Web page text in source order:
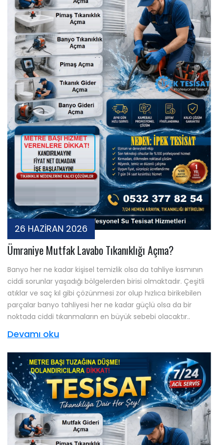
26 HAZİRAN 2026
Ümraniye Mutfak Lavabo Tıkanıklığı Açma?
Banyo her ne kadar kişisel temizlik olsa da tahliye kısmının
ciddi sorunlar yaşadığı bölgelerden birisi olmaktadır. Çeşitli
atıklar ve saç kıl gibi çözünmesi zor olup hızlıca birikebilen
parçalar banyo tahliyesi her ne kadar güçlü olsa da bir
noktada ciddi tıkanmaların en büyük sebebi olacaktır..
Devamı oku